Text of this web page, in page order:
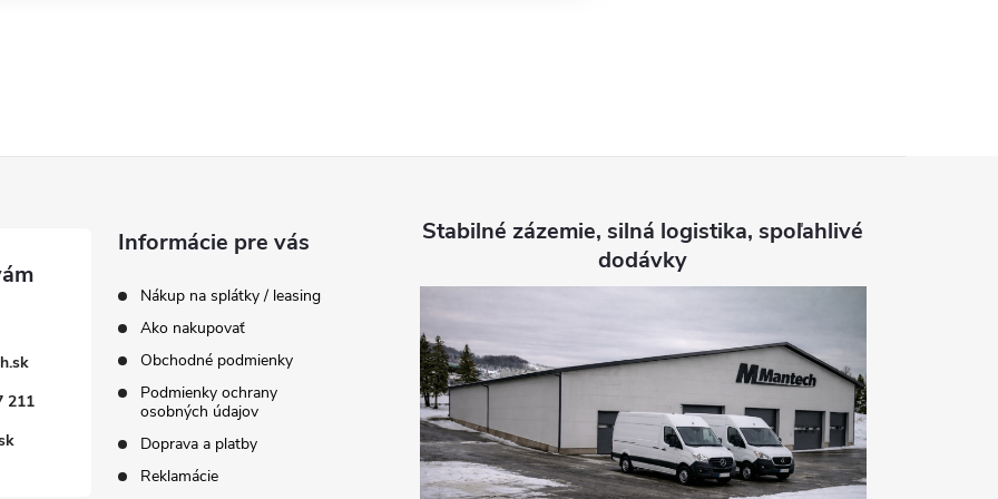
211
Informácie pre vás
Nákup na splátky / leasing
Ako nakupovať
Obchodné podmienky
Podmienky ochrany
osobných údajov
Doprava a platby
Reklamácie
Stabilné zázemie, silná logistika, spoľahlivé
dodávky